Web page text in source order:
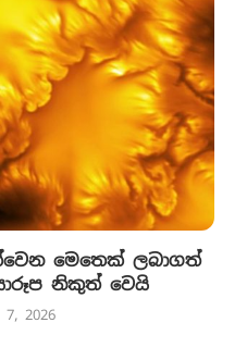
මෙතෙක් ලබාගත්
නිකුත් වෙයි
7, 2026